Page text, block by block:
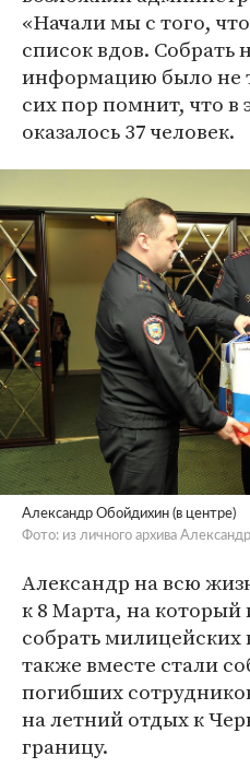
«Начали мы с того,
список вдов. Собрать
информацию было не
сих пор помнит, что в
оказалось 37 человек.
Александр Обойдихин (в центре)
Фото: из личного архива
Александр на всю
к 8 Марта, на который
собрать милицейских
также вместе стали
погибших
на летний отдых к
границу.